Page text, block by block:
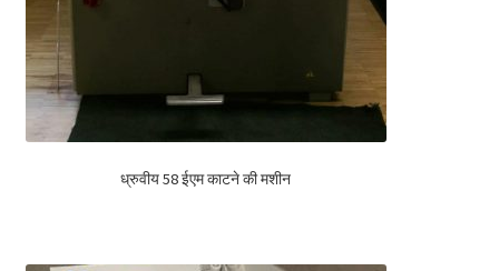
ध्रुवीय 58 ईएम काटने की मशीन